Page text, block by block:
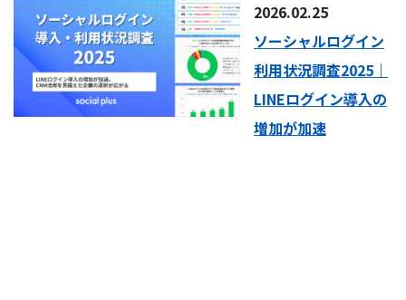
2026.02.25
ソーシャルログイン
利用状況調査2025｜
LINEログイン導入の
増加が加速